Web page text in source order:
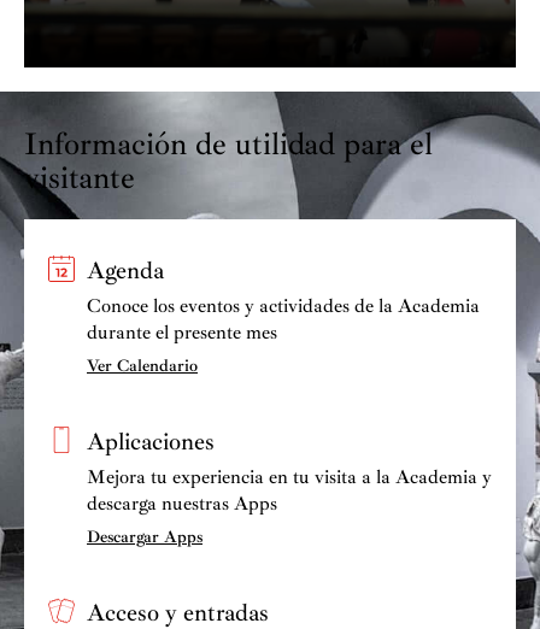
Información de utilidad para el
visitante
Agenda
Conoce los eventos y actividades de la Academia
durante el presente mes
Ver Calendario
Aplicaciones
Mejora tu experiencia en tu visita a la Academia y
descarga nuestras Apps
Descargar Apps
Acceso y entradas